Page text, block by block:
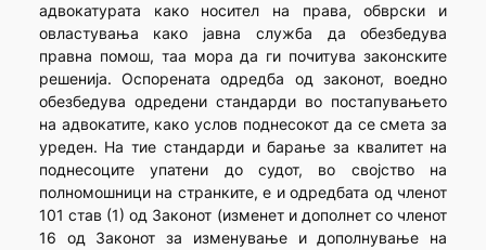
адвокатурата како носител на права, обврски и
овластувања како јавна служба да обезбедува
правна помош, таа мора да ги почитува законските
решенија. Оспорената одредба од законот, воедно
обезбедува одредени стандарди во постапувањето
на адвокатите, како услов поднесокот да се смета за
уреден. На тие стандарди и барање за квалитет на
поднесоците упатени до судот, во својство на
полномошници на странките, е и одредбата од членот
101 став (1) од Законот (изменет и дополнет со членот
16 од Законот за изменување и дополнување на